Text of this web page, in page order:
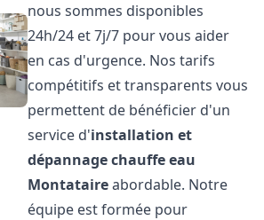
nous sommes disponibles
24h/24 et 7j/7 pour vous aider
en cas d'urgence. Nos tarifs
compétitifs et transparents vous
permettent de bénéficier d'un
service d'installation et
dépannage chauffe eau
Montataireabordable. Notre
équipe est formée pour